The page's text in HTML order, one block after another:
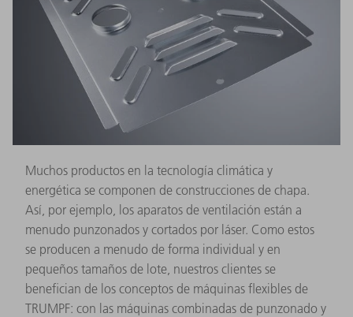
Muchos productos en la tecnología climática y
energética se componen de construcciones de chapa.
Así, por ejemplo, los aparatos de ventilación están a
menudo punzonados y cortados por láser. Como estos
se producen a menudo de forma individual y en
pequeños tamaños de lote, nuestros clientes se
benefician de los conceptos de máquinas flexibles de
TRUMPF: con las máquinas combinadas de punzonado y